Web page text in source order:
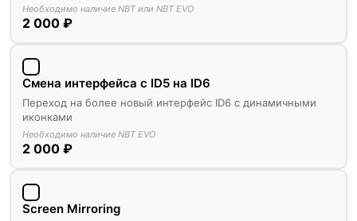
Необходимо наличие NBT или NBT EVO
2 000 ₽
Смена интерфейса с ID5 на ID6
Переход на более новый интерфейс ID6 с динамичными
иконками
Необходимо наличие NBT EVO
2 000 ₽
Screen Mirroring